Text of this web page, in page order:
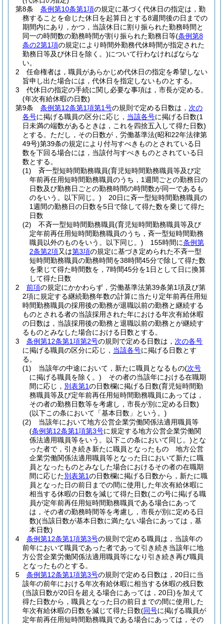
第8条
条例第10条第1項の規定に基づく代休日の指定は，勤
務することを命じた休日を起算日とする8週間後の日までの
期間内にあり，かつ，当該休日に割り振られた勤務時間と
同一の時間数の勤務時間が割り振られた勤務日等(条例第8
条の2第1項の規定により時間外勤務代休時間が指定された
勤務日等及び休日を除く。)について行わなければならな
い。
2
任命権者は，職員があらかじめ代休日の指定を希望しない
旨申し出た場合には，代休日を指定しないものとする。
3
代休日の指定の手続に関し必要な事項は，市長が定める。
(年次有給休暇の日数)
第9条
条例第12条第1項第1号の規則で定める日数は， 次の
各号に掲げる職員の区分に応じ， 当該各号に掲げる日数(1
日未満の端数があるときは，これを四捨五入して得た日数)
とする。 ただし，その日数が，労働基準法(昭和22年法律第
49号)第39条の規定により付与すべきものとされている日
数を下回る場合には，当該付与すべきものとされている日
数とする。
(1)
斉一型短時間勤務職員(育児短時間勤務職員等及び定
年前再任用短時間勤務職員のうち，1週間ごとの勤務日の
日数及び勤務日ごとの勤務時間の時間数が同一であるも
のをいう。以下同じ。) 20日に斉一型短時間勤務職員の
1週間の勤務日の日数を5日で除して得た数を乗じて得た
日数
(2)
不斉一型短時間勤務職員(育児短時間勤務職員等及び
定年前再任用短時間勤務職員のうち，斉一型短時間勤務
職員以外のものをいう。以下同じ。) 155時間に条例第
2条第2項又は第3項の規定に基づき定められた不斉一型
短時間勤務職員の勤務時間を38時間45分で除して得た数
を乗じて得た時間数を，7時間45分を1日として日に換算
して得た日数
2
前項の規定にかかわらず，労働基準法第39条第1項及び第
2項に規定する継続勤務年数の計算に当たり定年前再任用短
時間勤務職員の採用後の勤務が退職以前の勤務と継続する
ものとされる者の当該採用された年における年次有給休暇
の日数は，当該採用後の勤務と退職以前の勤務とが継続す
るものとみなした場合における日数とする。
3
条例第12条第1項第2号の規則で定める日数は， 次の各号
に掲げる職員の区分に応じ， 当該各号に掲げる日数とす
る。
(1)
当該年の中途において，新たに職員となるもの(次号
に掲げる職員を除く。) その者の当該年における在職期
間に応じ， 別表第1の日数欄に掲げる日数(育児短時間勤
務職員等及び定年前再任用短時間勤務職員にあっては，
その者の勤務日数等を考慮し，市長が別に定める日数)
(以下この条において「基本日数」という。)
(2)
当該年において地方公営企業労働関係法適用職員等
(条例第12条第1項第3号に規定する地方公営企業労働関
係法適用職員等をいう。以下この条において同じ。)とな
った者で，引き続き新たに職員となったもの 地方公営
企業労働関係法適用職員等となった日において新たに職
員となったものとみなした場合におけるその者の在職期
間に応じた別表第1の日数欄に掲げる日数から，新たに職
員となった日の前日までの間に使用した年次有給休暇に
相当する休暇の日数を減じて得た日数(この号に掲げる職
員が定年前再任用短時間勤務職員である場合にあって
は，その者の勤務時間等を考慮し，市長が別に定める日
数)(当該日数が基本日数に満たない場合にあっては，基
本日数)
4
条例第12条第1項第3号の規則で定める職員は，当該年の
前年において職員であった者であって引き続き当該年に地
方公営企業労働関係法適用職員等になり引き続き再び職員
となったものとする。
5
条例第12条第1項第3号の規則で定める日数は，20日に当
該年の前年における年次有給休暇に相当する休暇の残日数
(当該日数が20日を超える場合にあっては，20日)を加えて
得た日数から，職員となった日の前日までの間に使用した
年次有給休暇の日数を減じて得た日数(同号に掲げる職員が
定年前再任用短時間勤務職員である場合にあっては，その